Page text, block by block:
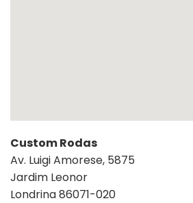
Custom Rodas
Av. Luigi Amorese, 5875
Jardim Leonor
Londrina86071-020